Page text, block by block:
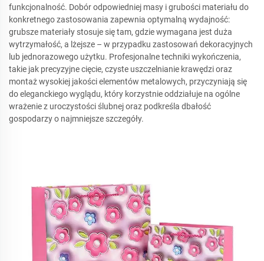
funkcjonalność. Dobór odpowiedniej masy i grubości materiału do
konkretnego zastosowania zapewnia optymalną wydajność:
grubsze materiały stosuje się tam, gdzie wymagana jest duża
wytrzymałość, a lżejsze – w przypadku zastosowań dekoracyjnych
lub jednorazowego użytku. Profesjonalne techniki wykończenia,
takie jak precyzyjne cięcie, czyste uszczelnianie krawędzi oraz
montaż wysokiej jakości elementów metalowych, przyczyniają się
do eleganckiego wyglądu, który korzystnie oddziałuje na ogólne
wrażenie z uroczystości ślubnej oraz podkreśla dbałość
gospodarzy o najmniejsze szczegóły.